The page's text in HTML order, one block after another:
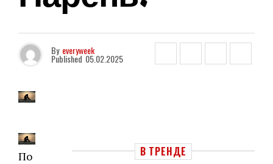
By everyweek
Published 05.02.2025
По
В ТРЕНДЕ